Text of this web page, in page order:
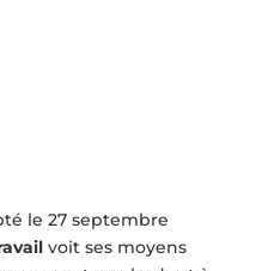
le 27 septembre
voit ses moyens